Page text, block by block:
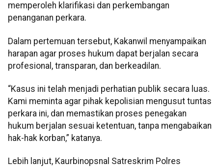
memperoleh klarifikasi dan perkembangan
penanganan perkara.
Dalam pertemuan tersebut, Kakanwil menyampaikan
harapan agar proses hukum dapat berjalan secara
profesional, transparan, dan berkeadilan.
“Kasus ini telah menjadi perhatian publik secara luas.
Kami meminta agar pihak kepolisian mengusut tuntas
perkara ini, dan memastikan proses penegakan
hukum berjalan sesuai ketentuan, tanpa mengabaikan
hak-hak korban,” katanya.
Lebih lanjut, Kaurbinopsnal Satreskrim Polres